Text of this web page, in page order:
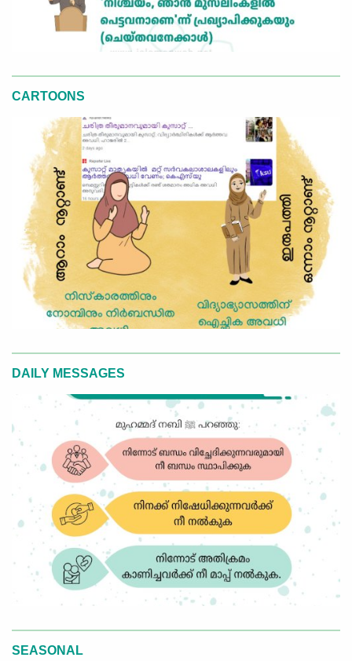
CARTOONS
DAILY MESSAGES
SEASONAL